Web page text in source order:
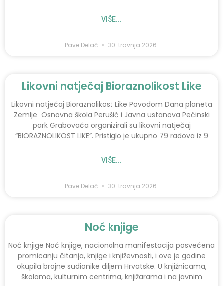
VIŠE...
Pave Delač 30. travnja 2026.
Likovni natječaj Bioraznolikost Like
Likovni natječaj Bioraznolikost Like Povodom Dana planeta
Zemlje Osnovna škola Perušić i Javna ustanova Pećinski
park Grabovača organizirali su likovni natječaj
“BIORAZNOLIKOST LIKE”. Pristiglo je ukupno 79 radova iz 9
VIŠE...
Pave Delač 30. travnja 2026.
Noć knjige
Noć knjige Noć knjige, nacionalna manifestacija posvećena
promicanju čitanja, knjige i književnosti, i ove je godine
okupila brojne sudionike diljem Hrvatske. U knjižnicama,
školama, kulturnim centrima, knjižarama i na javnim